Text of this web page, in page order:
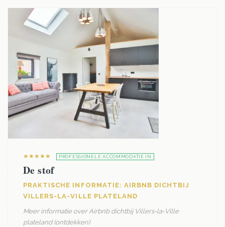
★★★★★ PROFESSIONELE ACCOMMODATIE IN
De stof
PRAKTISCHE INFORMATIE: AIRBNB DICHTBIJ
VILLERS-LA-VILLE PLATELAND
Meer informatie over Airbnb dichtbij Villers-la-Ville
plateland (ontdekken)